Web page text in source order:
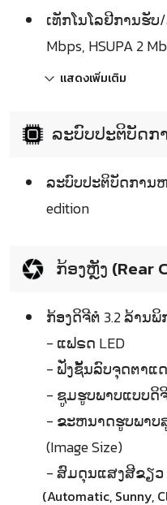
ເທັກໂນໂລຢີການຮັບ/
Mbps, HSUPA 2
แสดงเพิ่มเติม
ລະບົບປະຕິບັດກາ
ລະບົບປະຕິບັດການຫ
edition
ກ້ອງຫຼັງ (Rear
ກ້ອງດິຈີຕໍ 3.2 ລ້ານພິ
- ແຟຣດ LED
- ຟັ່ງຊັ້ນລົບຈຸດຕາແດ
- ຊູມຮູບພາບແບບດິຈິ
- ຂະຫນາດຮູບພາບສູ
(Image Size)
- ສົມດຸນແສງສີຂຽວ
(Automatic, Sunny,